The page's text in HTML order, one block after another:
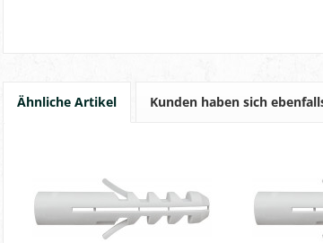
Ähnliche Artikel Kunden haben sich